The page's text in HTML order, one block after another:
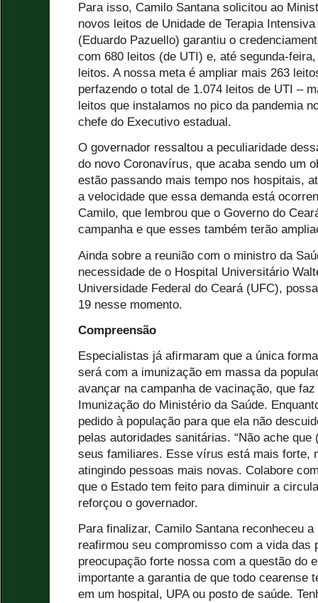
Para isso, Camilo Santana solicitou ao
novos leitos de Unidade de Terapia
(Eduardo Pazuello) garantiu o
com 680 leitos (de UTI) e, até segunda-
leitos. A nossa meta é ampliar mais 263
perfazendo o total de 1.074 leitos de UTI –
leitos que instalamos no pico da pandemia
chefe do Executivo estadual.
O governador ressaltou a peculiaridade
do novo Coronavírus, que acaba sendo um
estão passando mais tempo nos hospitais,
a velocidade que essa demanda está
Camilo, que lembrou que o Governo do
campanha e que esses também terão
Ainda sobre a reunião com o ministro da
necessidade de o Hospital Universitário
Universidade Federal do Ceará (UFC),
19 nesse momento.
Compreensão
Especialistas já afirmaram que a única
será com a imunização em massa da
avançar na campanha de vacinação, que
Imunização do Ministério da Saúde.
pedido à população para que ela não
pelas autoridades sanitárias. “Não ache
seus familiares. Esse vírus está mais forte,
atingindo pessoas mais novas. Colabore
que o Estado tem feito para diminuir a
reforçou o governador.
Para finalizar, Camilo Santana reconheceu
reafirmou seu compromisso com a vida das
preocupação forte nossa com a questão do
importante a garantia de que todo cearense
em um hospital, UPA ou posto de saúde.